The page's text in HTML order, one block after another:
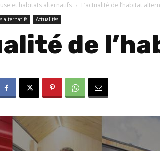
et habitats alternatifs L’actualité de l’habitat
alternatifs Actualitès
de